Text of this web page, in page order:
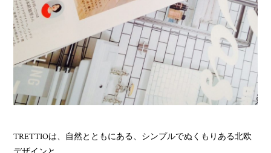
TRETTIOは、自然とともにある、シンプルでぬくもりある北欧